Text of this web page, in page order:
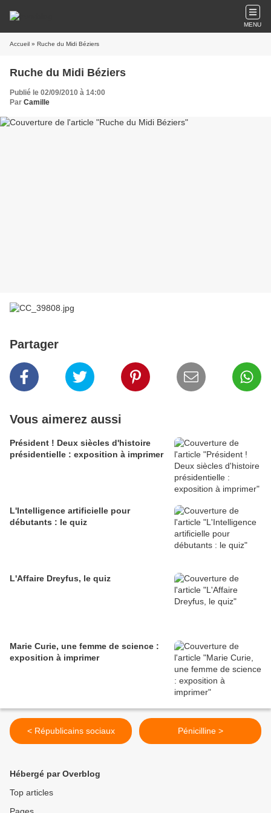
MENU
Accueil » Ruche du Midi Béziers
Ruche du Midi Béziers
Publié le 02/09/2010 à 14:00
Par Camille
Partager
Vous aimerez aussi
Président ! Deux siècles d'histoire
présidentielle : exposition à imprimer
L'Intelligence artificielle pour
débutants : le quiz
L'Affaire Dreyfus, le quiz
Marie Curie, une femme de science :
exposition à imprimer
< Républicains sociaux Pénicilline >
Hébergé par Overblog
Top articles